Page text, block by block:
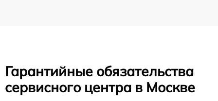
Гарантийные обязательства
сервисного центра в Москве